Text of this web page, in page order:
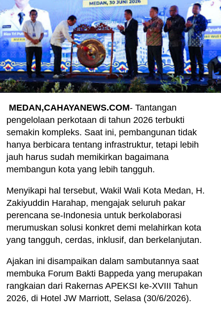
MEDAN,CAHAYANEWS.COM- Tantangan
pengelolaan perkotaan di tahun 2026 terbukti
semakin kompleks. Saat ini, pembangunan tidak
hanya berbicara tentang infrastruktur, tetapi lebih
jauh harus sudah memikirkan bagaimana
membangun kota yang lebih tangguh.
​Menyikapi hal tersebut, Wakil Wali Kota Medan, H.
Zakiyuddin Harahap, mengajak seluruh pakar
perencana se-Indonesia untuk berkolaborasi
merumuskan solusi konkret demi melahirkan kota
yang tangguh, cerdas, inklusif, dan berkelanjutan.
Ajakan ini disampaikan dalam sambutannya saat
membuka Forum Bakti Bappeda yang merupakan
rangkaian dari Rakernas APEKSI ke-XVIII Tahun
2026, di Hotel JW Marriott, Selasa (30/6/2026).